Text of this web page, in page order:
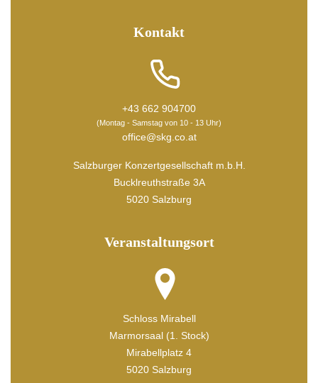
Kontakt
+43 662 904700
(Montag - Samstag von 10 - 13 Uhr)
office@skg.co.at
Salzburger Konzertgesellschaft m.b.H.
Bucklreuthstraße 3A
5020 Salzburg
Veranstaltungsort
Schloss Mirabell
Marmorsaal (1. Stock)
Mirabellplatz 4
5020 Salzburg